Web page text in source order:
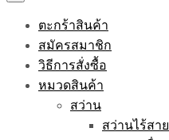
ตะกร้าสินค้า
สมัครสมาชิก
วิธีการสั่งซื้อ
หมวดสินค้า
สว่าน
สว่านไร้สาย